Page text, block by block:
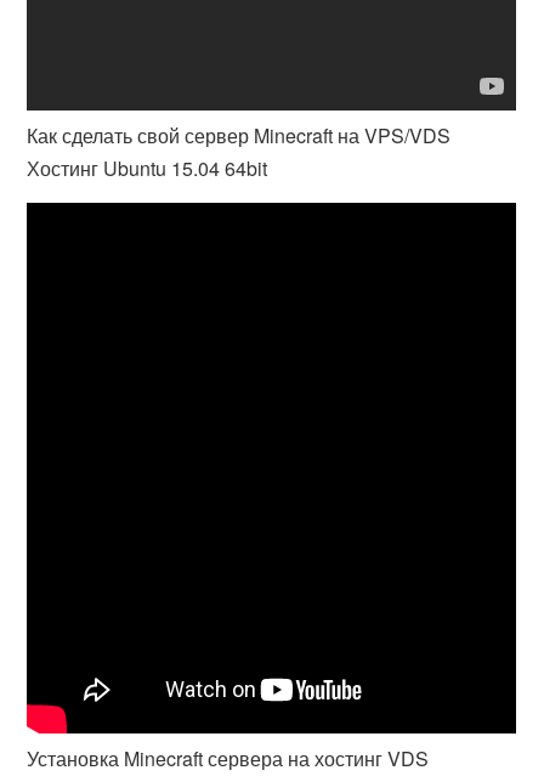
Как сделать свой сервер Minecraft на VPS/VDS
Хостинг Ubuntu 15.04 64bit
Установка Minecraft сервера на хостинг VDS